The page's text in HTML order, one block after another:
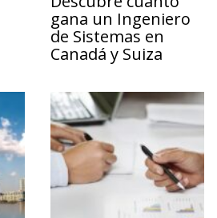
gana un Ingeniero
de Sistemas en
Canadá y Suiza